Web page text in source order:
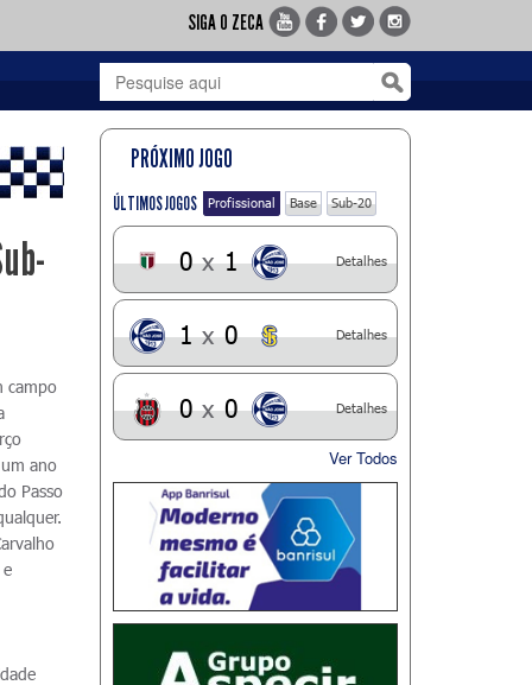
SIGA O ZECA
campo
ano
Passo
PRÓXIMO JOGO
ÚLTIMOS JOGOS Profissional Base Sub-20
0 x 1 Detalhes
1 x 0 Detalhes
0 x 0 Detalhes
Ver Todos